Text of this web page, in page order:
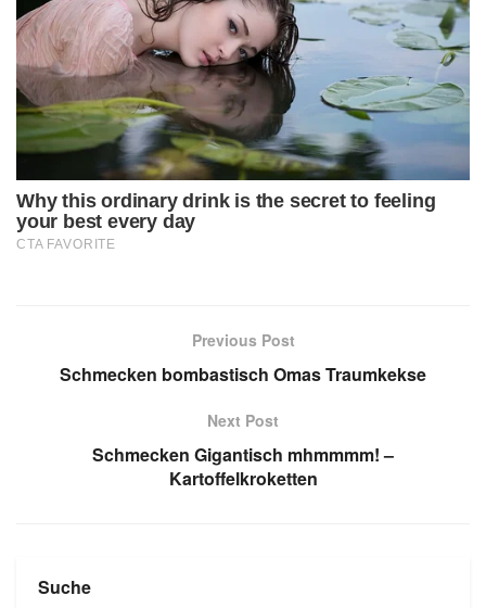
Previous Post
Schmecken bombastisch Omas Traumkekse
Next Post
Schmecken Gigantisch mhmmmm! –
Kartoffelkroketten
Suche